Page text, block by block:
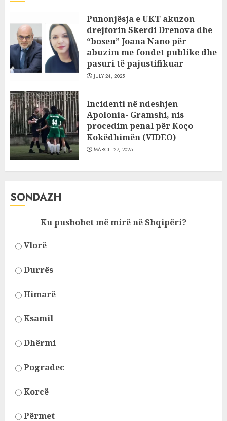
Punonjësja e UKT akuzon
drejtorin Skerdi Drenova dhe
“bosen” Joana Nano për
abuzim me fondet publike dhe
pasuri të pajustifikuar
JULY 24, 2025
Incidenti në ndeshjen
Apolonia- Gramshi, nis
procedim penal për Koço
Kokëdhimën (VIDEO)
MARCH 27, 2025
SONDAZH
Ku pushohet më mirë në Shqipëri?
Vlorë
Durrës
Himarë
Ksamil
Dhërmi
Pogradec
Korcë
Përmet